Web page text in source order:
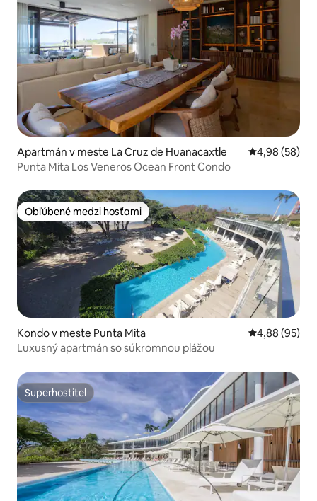
Apartmán v meste La Cruz de Huanacaxtle Priemerné
4,98 (58)
Punta Mita Los Veneros Ocean Front Condo
Obľúbené medzi hosťami
Obľúbené medzi hosťami
Kondo v meste Punta Mita Priemerné
4,88 (95)
Luxusný apartmán so súkromnou plážou
Superhostiteľ
Superhostiteľ